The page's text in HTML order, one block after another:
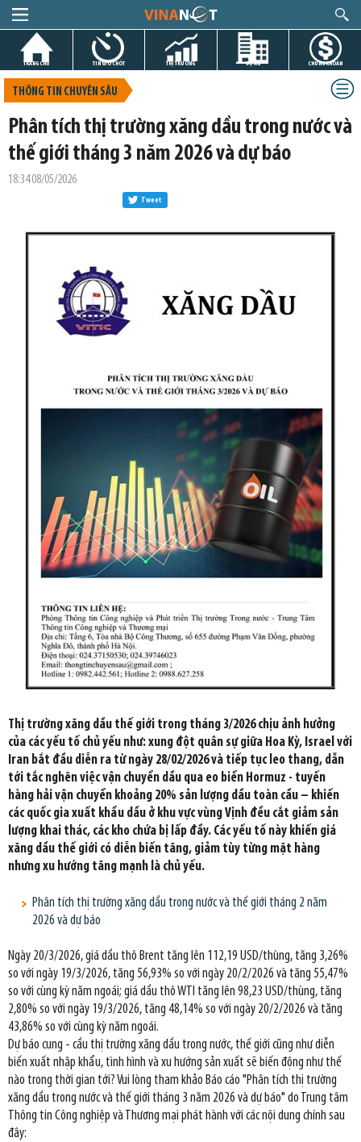
TRANG CHỦ TIN GIỜ CHÓT THỊ TRƯỜNG DỰ ÁN CHỨNG KHOÁN
THÔNG TIN CHUYÊN SÂU
Phân tích thị trường xăng dầu trong nước và
thế giới tháng 3 năm 2026 và dự báo
18:34 08/05/2026
Tweet
Thị trường xăng dầu thế giới trong tháng 3/2026 chịu ảnh hưởng
của các yếu tố chủ yếu như: xung đột quân sự giữa Hoa Kỳ, Israel với
Iran bắt đầu diễn ra từ ngày 28/02/2026 và tiếp tục leo thang, dẫn
tới tắc nghẽn việc vận chuyển dầu qua eo biển Hormuz - tuyến
hàng hải vận chuyển khoảng 20% sản lượng dầu toàn cầu – khiến
các quốc gia xuất khẩu dầu ở khu vực vùng Vịnh đều cắt giảm sản
lượng khai thác, các kho chứa bị lấp đầy. Các yếu tố này khiến giá
xăng dầu thế giới có diễn biến tăng, giảm tùy từng mặt hàng
nhưng xu hướng tăng mạnh là chủ yếu.
Phân tích thị trường xăng dầu trong nước và thế giới tháng 2 năm
2026 và dự báo
Ngày 20/3/2026, giá dầu thô Brent tăng lên 112,19 USD/thùng, tăng 3,26%
so với ngày 19/3/2026, tăng 56,93% so với ngày 20/2/2026 và tăng 55,47%
so với cùng kỳ năm ngoái; giá dầu thô WTI tăng lên 98,23 USD/thùng, tăng
2,80% so với ngày 19/3/2026, tăng 48,14% so với ngày 20/2/2026 và tăng
43,86% so với cùng kỳ năm ngoái.
Dự báo cung - cầu thị trường xăng dầu trong nước, thế giới cũng như diễn
biến xuất nhập khẩu, tình hình và xu hướng sản xuất sẽ biến động như thế
nào trong thời gian tới? Vui lòng tham khảo Báo cáo "Phân tích thị trường
xăng dầu trong nước và thế giới tháng 3 năm 2026 và dự báo" do Trung tâm
Thông tin Công nghiệp và Thương mại phát hành với các nội dung chính sau
đây: